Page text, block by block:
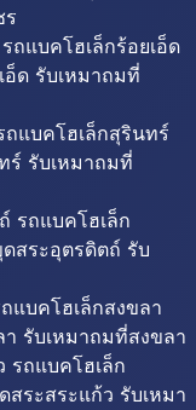
ร
ถแบคโฮเล็กร้อยเอ็ด
อ็ด รับเหมาถมที่
แบคโฮเล็กสุรินทร์
ร์ รับเหมาถมที่
รถแบคโฮเล็ก
สระอุตรดิตถ์ รับ
แบคโฮเล็กสงขลา
รับเหมาถมที่สงขลา
รถแบคโฮเล็ก
สระสระแก้ว รับเหมา